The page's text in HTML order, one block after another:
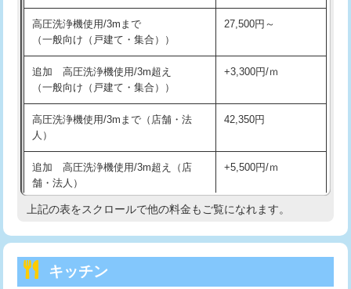
交換・取付(排水栓・排水トラップ
（P/S/ポップアップ））
22,000円+材料費
交換・取付（その他部品） 11,000円+材料費
持込商品取付（単水栓） 13,200円
持込商品取付（混合水栓）
持込商品取付（浄水器・分岐水栓） 16,500円
持込商品取付（温水洗浄便座） 22,000円
持込商品取付（普通便座⇔温水洗浄便
22,000円
給水管工事※（ホール加工)
高圧洗浄機使用/3mまで
（一般向け（戸建て・集合））
27,500円～
追加 高圧洗浄機使用/3m超え
（一般向け（戸建て・集合））
+3,300円/ｍ
高圧洗浄機使用/3mまで（店舗・法
人）
42,350円
追加 高圧洗浄機使用/3m超え（店
舗・法人）
+5,500円/ｍ
高度高圧洗浄換 現地調査
トーラー機使用/3mまで
上記の表をスクロールで他の料金もご覧になれます。
キッチン